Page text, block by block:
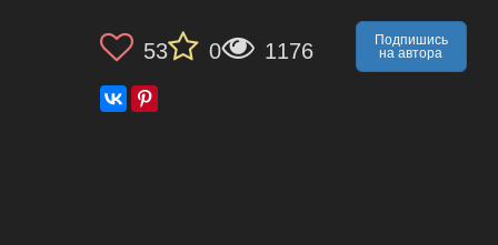
53 0 1176
Подпишись
на автора